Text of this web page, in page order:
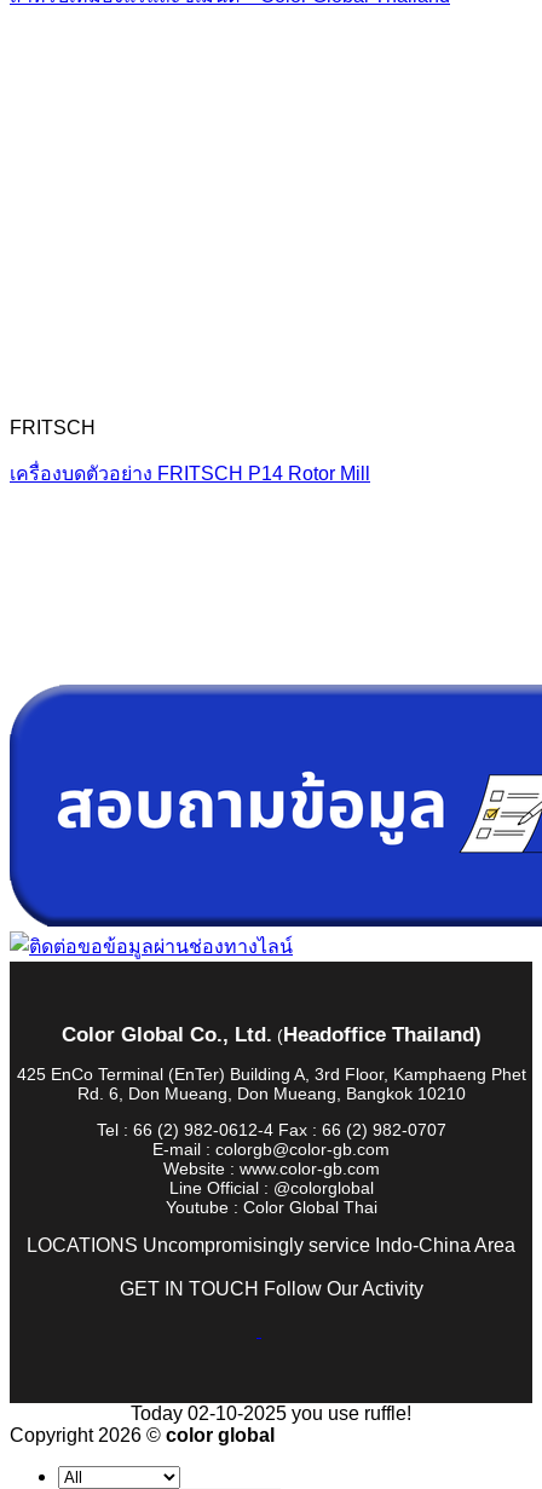
FRITSCH
เครื่องบดตัวอย่าง FRITSCH P14 Rotor Mill
Color Global Co., Ltd. (Headoffice Thailand)
425 EnCo Terminal (EnTer) Building A, 3rd Floor, Kamphaeng Phet
Rd. 6, Don Mueang, Don Mueang, Bangkok 10210
Tel : 66 (2) 982-0612-4 Fax : 66 (2) 982-0707
E-mail : colorgb@color-gb.com
Website : www.color-gb.com
Line Official : @colorglobal
Youtube : Color Global Thai
LOCATIONS Uncompromisingly service Indo-China Area
GET IN TOUCH Follow Our Activity
Today 02-10-2025 you use ruffle!
Copyright 2026 © color global